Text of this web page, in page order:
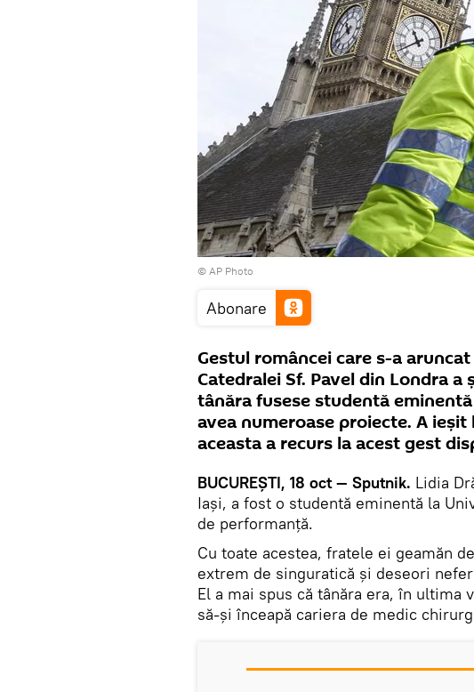
© AP Photo
Abonare
Gestul româncei care s-a
Catedralei Sf. Pavel din Londra
tânăra fusese studentă
avea numeroase proiecte. A
aceasta a recurs la acest gest
BUCUREŞTI, 18 oct — Sputnik. Lidia
Iaşi, a fost o studentă eminentă la
de performanţă.
Cu toate acestea, fratele ei geamăn
extrem de singuratică și deseori
El a mai spus că tânăra era, în ultima
să-şi înceapă cariera de medic